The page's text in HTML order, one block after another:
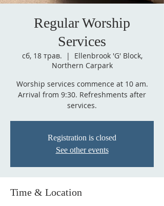
Regular Worship
Services
сб, 18 трав.
  |
Ellenbrook 'G' Block,
Northern Carpark
Worship services commence at 10 am.
Arrival from 9:30. Refreshments after
services.
Registration is closed
See other events
Time & Location